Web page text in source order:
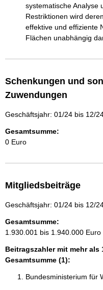
systematische Analyse
Restriktionen wird
effektive und effiziente
Flächen unabhängig
Schenkungen und
Zuwendungen
Geschäftsjahr: 01/24 bis 12/
Gesamtsumme:
0 Euro
Mitgliedsbeiträge
Geschäftsjahr: 01/24 bis 12/
Gesamtsumme:
1.930.001 bis 1.940.000 Euro
Beitragszahler mit mehr als
Gesamtsumme (1):
Bundesministerium für